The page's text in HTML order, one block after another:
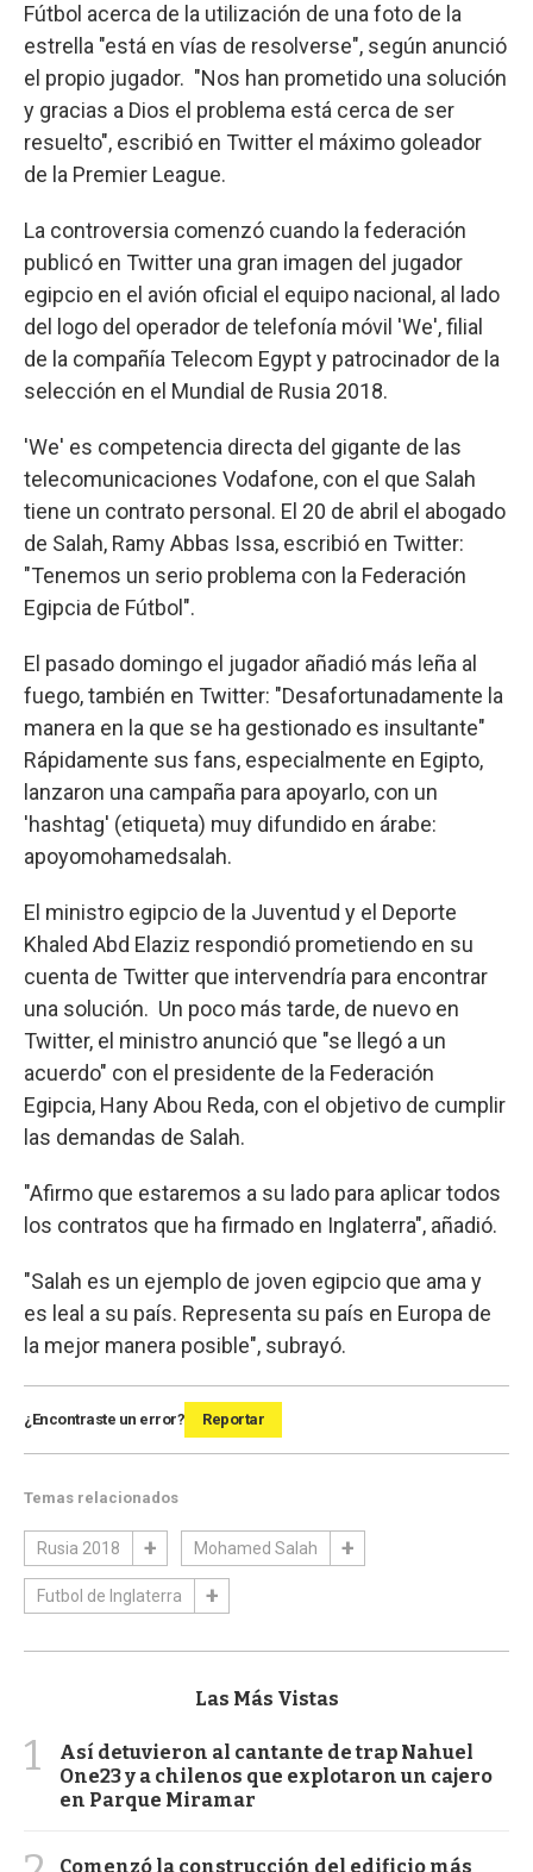
Fútbol acerca de la utilización de una foto de la
estrella "está en vías de resolverse", según anunció
el propio jugador. "Nos han prometido una solución
y gracias a Dios el problema está cerca de ser
resuelto", escribió en Twitter el máximo goleador
de la Premier League.
La controversia comenzó cuando la federación
publicó en Twitter una gran imagen del jugador
egipcio en el avión oficial el equipo nacional, al lado
del logo del operador de telefonía móvil 'We', filial
de la compañía Telecom Egypt y patrocinador de la
selección en el Mundial de Rusia 2018.
'We' es competencia directa del gigante de las
telecomunicaciones Vodafone, con el que Salah
tiene un contrato personal. El 20 de abril el abogado
de Salah, Ramy Abbas Issa, escribió en Twitter:
"Tenemos un serio problema con la Federación
Egipcia de Fútbol".
El pasado domingo el jugador añadió más leña al
fuego, también en Twitter: "Desafortunadamente la
manera en la que se ha gestionado es insultante"
Rápidamente sus fans, especialmente en Egipto,
lanzaron una campaña para apoyarlo, con un
'hashtag' (etiqueta) muy difundido en árabe:
apoyomohamedsalah.
El ministro egipcio de la Juventud y el Deporte
Khaled Abd Elaziz respondió prometiendo en su
cuenta de Twitter que intervendría para encontrar
una solución. Un poco más tarde, de nuevo en
Twitter, el ministro anunció que "se llegó a un
acuerdo" con el presidente de la Federación
Egipcia, Hany Abou Reda, con el objetivo de cumplir
las demandas de Salah.
"Afirmo que estaremos a su lado para aplicar todos
los contratos que ha firmado en Inglaterra", añadió.
"Salah es un ejemplo de joven egipcio que ama y
es leal a su país. Representa su país en Europa de
la mejor manera posible", subrayó.
¿Encontraste un error? Reportar
Temas relacionados
Rusia 2018 Mohamed Salah
Futbol de Inglaterra
Las Más Vistas
1
Así detuvieron al cantante de trap Nahuel
One23 y a chilenos que explotaron un cajero
en Parque Miramar
Comenzó la construcción del edificio más